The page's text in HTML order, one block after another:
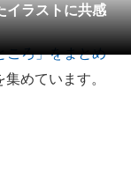
イラストに共感
ころ」をまとめ
めています。